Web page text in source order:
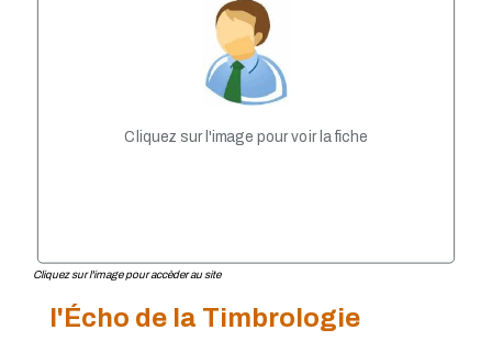
Cliquez sur l'image pour voir la fiche
Cliquez sur l'image pour accèder au site
l'Écho de la Timbrologie